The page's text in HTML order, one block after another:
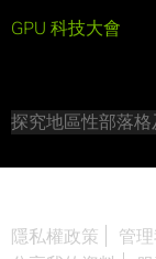
GPU 科技大會
探究地區性部落
隱私權政策 管